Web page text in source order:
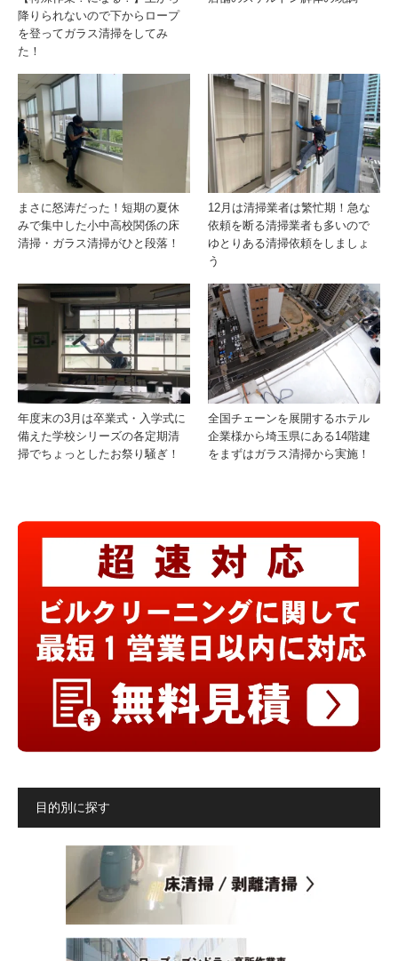
降りられないので下からロープ
を登ってガラス清掃をしてみ
た！
まさに怒涛だった！短期の夏休
みで集中した小中高校関係の床
清掃・ガラス清掃がひと段落！
12月は清掃業者は繁忙期！急な
依頼を断る清掃業者も多いので
ゆとりある清掃依頼をしましょ
う
年度末の3月は卒業式・入学式に
備えた学校シリーズの各定期清
掃でちょっとしたお祭り騒ぎ！
全国チェーンを展開するホテル
企業様から埼玉県にある14階建
をまずはガラス清掃から実施！
目的別に探す